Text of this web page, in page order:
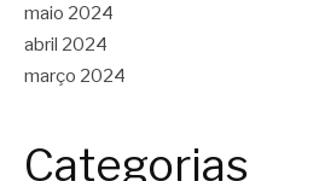
maio 2024
abril 2024
março 2024
Categorias